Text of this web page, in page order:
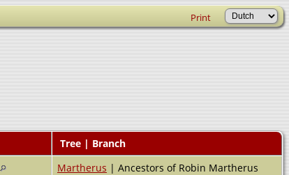
Print
Tree | Branch
Martherus | Ancestors of Robin Martherus